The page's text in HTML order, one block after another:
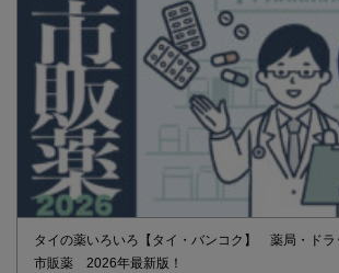
タイの薬いろいろ【タイ・バンコク】 薬局・ドラ
市販薬 2026年最新版！